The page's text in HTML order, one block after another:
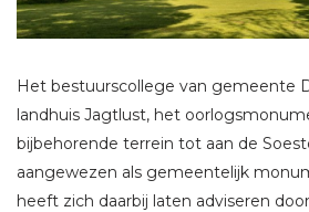
Het bestuurscollege van gemeente
landhuis Jagtlust, het
bijbehorende terrein tot aan de
aangewezen als gemeentelijk
heeft zich daarbij laten adviseren